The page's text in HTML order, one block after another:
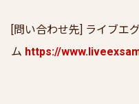
[問い合わせ先] ライブエ
ム https://